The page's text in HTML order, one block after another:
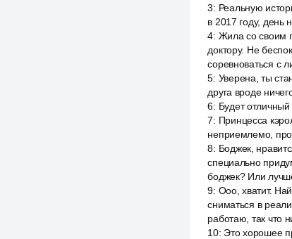
3: Реальную
в 2017 году, день
4: Жила со своим
доктору. Не
соревноваться с
5: Уверена, ты
друга вроде
6: Будет
7: Принцесса
неприемлемо,
8: Боджек,
специально
боджек? Или
9: Ооо, хватит.
сниматься в
работаю, так что
10: Это хорошее